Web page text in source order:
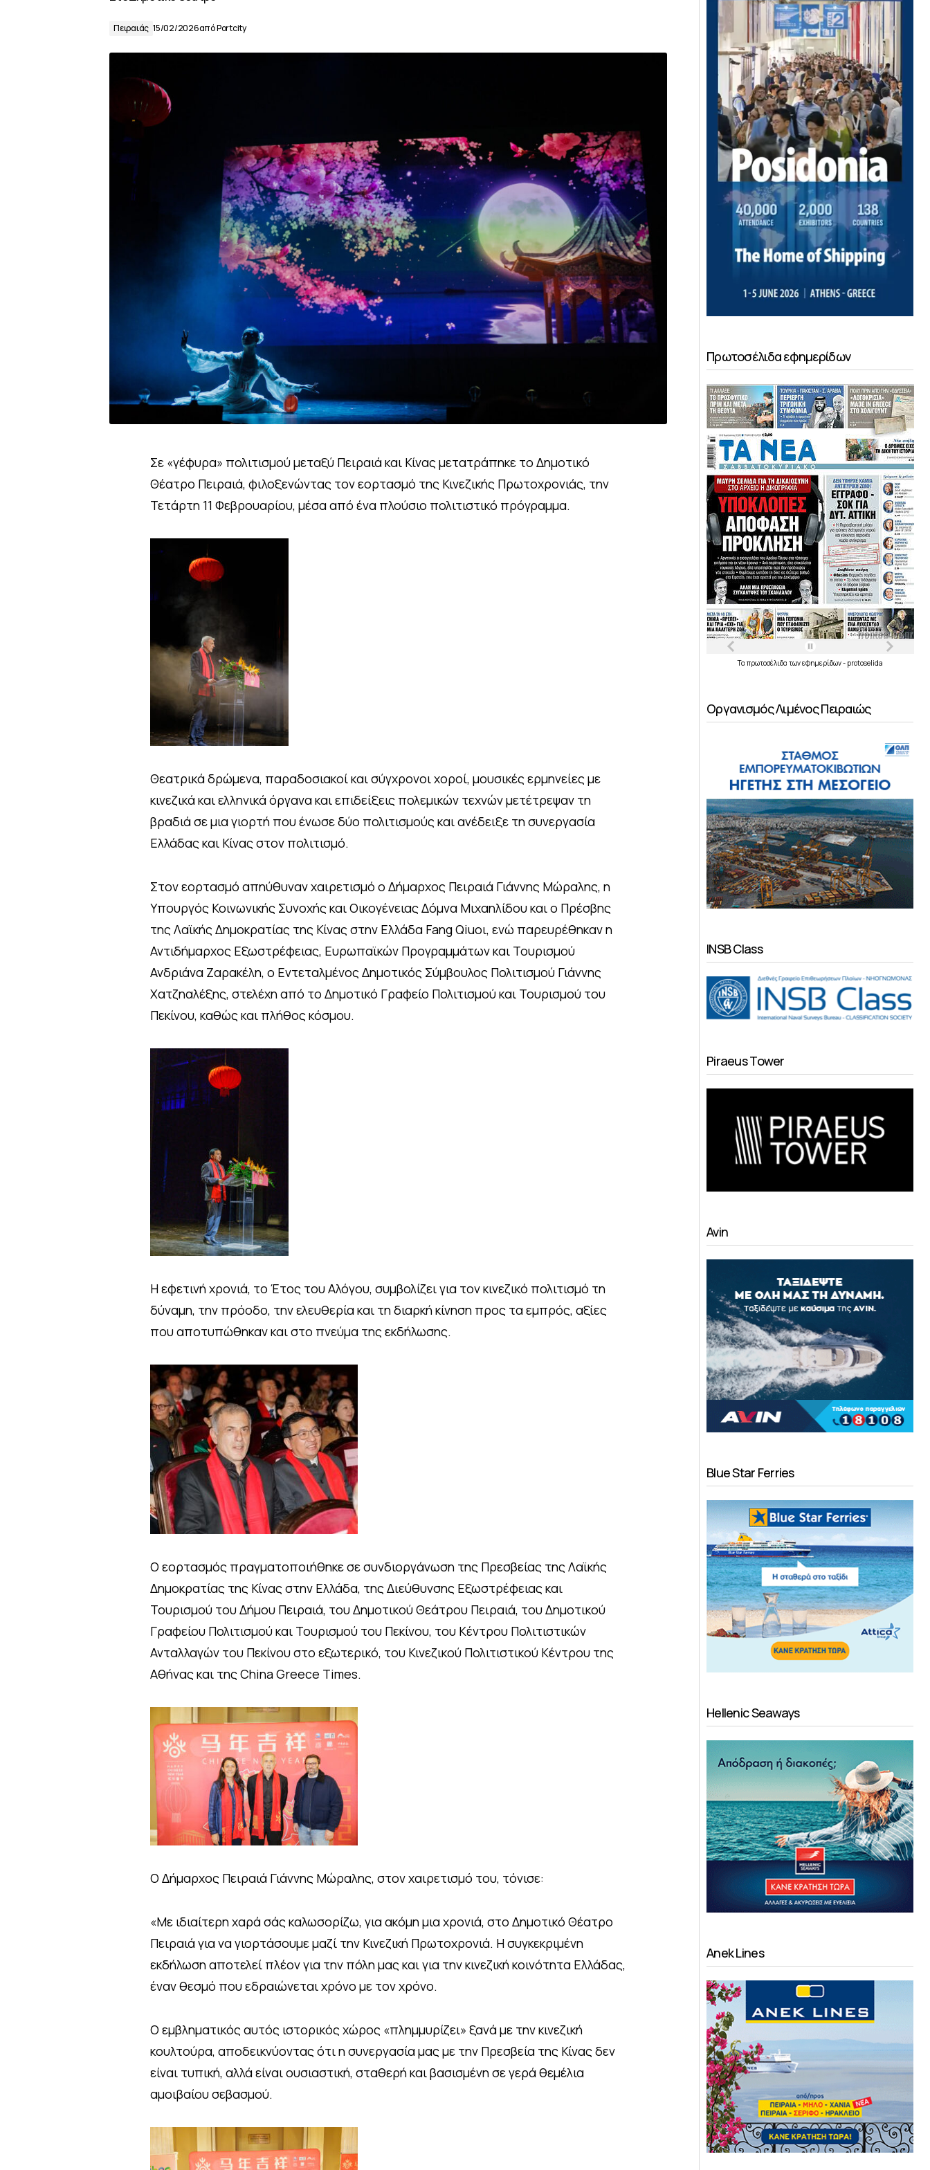
Πειραιάς 15/02/2026απόPortcity
Σε «γέφυρα» πολιτισμού μεταξύ Πειραιά και Κίνας μετατράπηκε το Δημοτικό
Θέατρο Πειραιά, φιλοξενώντας τον εορτασμό της Κινεζικής Πρωτοχρονιάς, την
Τετάρτη 11 Φεβρουαρίου, μέσα από ένα πλούσιο πολιτιστικό πρόγραμμα.
Θεατρικά δρώμενα, παραδοσιακοί και σύγχρονοι χοροί, μουσικές ερμηνείες με
κινεζικά και ελληνικά όργανα και επιδείξεις πολεμικών τεχνών μετέτρεψαν τη
βραδιά σε μια γιορτή που ένωσε δύο πολιτισμούς και ανέδειξε τη συνεργασία
Ελλάδας και Κίνας στον πολιτισμό.
Στον εορτασμό απηύθυναν χαιρετισμό ο Δήμαρχος Πειραιά Γιάννης Μώραλης, η
Υπουργός Κοινωνικής Συνοχής και Οικογένειας Δόμνα Μιχαηλίδου και ο Πρέσβης
της Λαϊκής Δημοκρατίας της Κίνας στην Ελλάδα Fang Qiuοι, ενώ παρευρέθηκαν η
Αντιδήμαρχος Εξωστρέφειας, Ευρωπαϊκών Προγραμμάτων και Τουρισμού
Ανδριάνα Ζαρακέλη, ο Εντεταλμένος Δημοτικός Σύμβουλος Πολιτισμού Γιάννης
Χατζηαλέξης, στελέχη από το Δημοτικό Γραφείο Πολιτισμού και Τουρισμού του
Πεκίνου, καθώς και πλήθος κόσμου.
Η εφετινή χρονιά, το Έτος του Αλόγου, συμβολίζει για τον κινεζικό πολιτισμό τη
δύναμη, την πρόοδο, την ελευθερία και τη διαρκή κίνηση προς τα εμπρός, αξίες
που αποτυπώθηκαν και στο πνεύμα της εκδήλωσης.
Ο εορτασμός πραγματοποιήθηκε σε συνδιοργάνωση της Πρεσβείας της Λαϊκής
Δημοκρατίας της Κίνας στην Ελλάδα, της Διεύθυνσης Εξωστρέφειας και
Τουρισμού του Δήμου Πειραιά, του Δημοτικού Θεάτρου Πειραιά, του Δημοτικού
Γραφείου Πολιτισμού και Τουρισμού του Πεκίνου, του Κέντρου Πολιτιστικών
Ανταλλαγών του Πεκίνου στο εξωτερικό, του Κινεζικού Πολιτιστικού Κέντρου της
Αθήνας και της China Greece Times.
Ο Δήμαρχος Πειραιά Γιάννης Μώραλης, στον χαιρετισμό του, τόνισε:
«Με ιδιαίτερη χαρά σάς καλωσορίζω, για ακόμη μια χρονιά, στο Δημοτικό Θέατρο
Πειραιά για να γιορτάσουμε μαζί την Κινεζική Πρωτοχρονιά. Η συγκεκριμένη
εκδήλωση αποτελεί πλέον για την πόλη μας και για την κινεζική κοινότητα Ελλάδας,
έναν θεσμό που εδραιώνεται χρόνο με τον χρόνο.
Ο εμβληματικός αυτός ιστορικός χώρος «πλημμυρίζει» ξανά με την κινεζική
κουλτούρα, αποδεικνύοντας ότι η συνεργασία μας με την Πρεσβεία της Κίνας δεν
είναι τυπική, αλλά είναι ουσιαστική, σταθερή και βασισμένη σε γερά θεμέλια
αμοιβαίου σεβασμού.
Πρωτοσέλιδα εφημερίδων
Τα πρωτοσέλιδα τωνεφημερίδων- protoselida
Οργανισμός Λιμένος Πειραιώς
INSB Class
Piraeus Tower
Avin
Blue Star Ferries
Hellenic Seaways
Anek Lines